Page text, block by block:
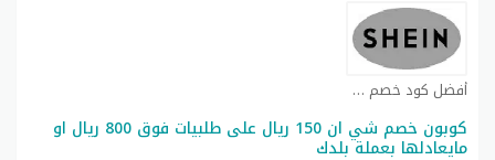
أفضل كود خصم شي ان كوبون
كوبون خصم شي ان 150 ريال على طلبيات فوق 800 ريال او
مايعادلها بعملة بلدك